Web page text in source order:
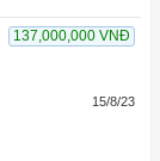
137,000,000 VNĐ
15/8/23